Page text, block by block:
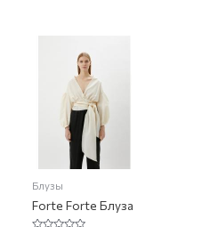
Блузы
Forte Forte Блуза